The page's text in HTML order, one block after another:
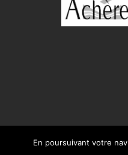
En poursuivant votre